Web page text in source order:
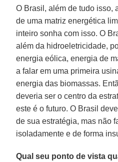
O Brasil, além de tudo isso,
de uma matriz energética
inteiro sonha com isso. O
além da hidroeletricidade,
energia eólica, energia de
a falar em uma primeira
energia das biomassas.
deveria ser o centro da
este é o futuro. O Brasil
de sua estratégia, mas não
isoladamente e de forma
Qual seu ponto de vista